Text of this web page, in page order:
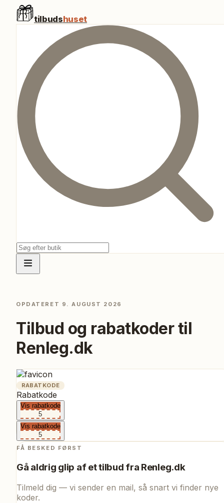
tilbudshuset
OPDATERET 9. AUGUST 2026
Tilbud og rabatkoder til
Renleg.dk
RABATKODE
Rabatkode
Vis rabatkode
5
Vis rabatkode
5
FÅ BESKED FØRST
Gå aldrig glip af et tilbud fra Renleg.dk
Tilmeld dig — vi sender en mail, så snart vi finder nye
koder.